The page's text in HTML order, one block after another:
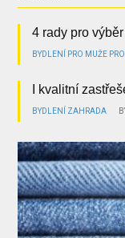
4 rady pro
BYDLENÍ PRO MUŽE
I kvalitní
BYDLENÍ ZAHRADA